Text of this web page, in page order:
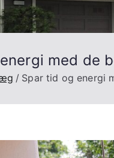
med de
Spar tid og energi